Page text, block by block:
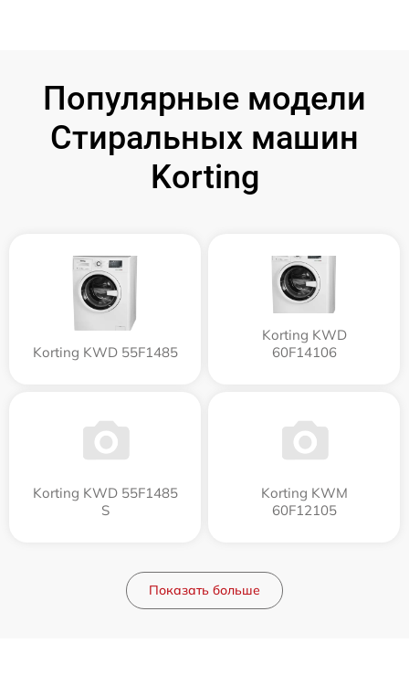
Популярные модели
Стиральных машин
Korting
Korting KWD 55F1485
Korting KWD
60F14106
Korting KWD 55F1485
S
Korting KWM
60F12105
Показать больше